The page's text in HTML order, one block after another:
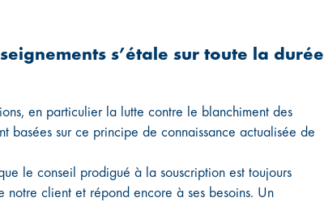
s’étale sur toute la durée
en particulier la lutte contre le blanchiment des
basées sur ce principe de connaissance actualisée de
le conseil prodigué à la souscription est toujours
client et répond encore à ses besoins. Un